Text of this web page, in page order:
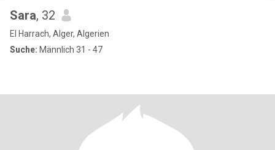
Sara, 32
El Harrach, Alger, Algerien
Suche: Männlich 31 - 47